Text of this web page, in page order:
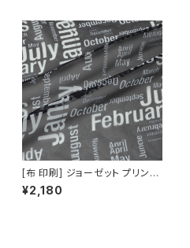
[布 印刷] ジョーゼット プリント
有効幅102cm [昇華転写/50c
m単位]
¥2,180